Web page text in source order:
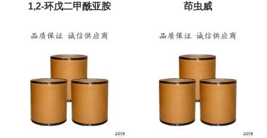
1,2-环戊二甲酰亚胺 茚虫威